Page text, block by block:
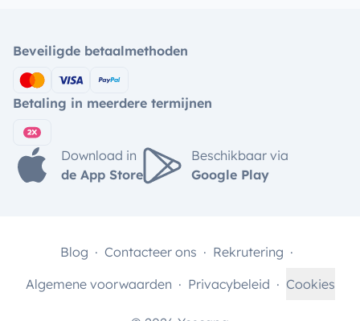
Beveiligde betaalmethoden
Betaling in meerdere termijnen
Download in
de App Store
Beschikbaar via
Google Play
Blog Contacteer ons
Rekrutering
Algemene voorwaarden
Privacybeleid Cookies